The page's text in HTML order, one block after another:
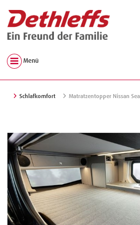
Menü
Schlafkomfort Matratzentopper Nissan